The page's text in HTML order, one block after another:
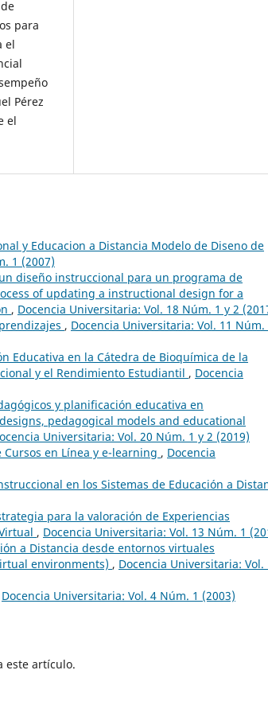
para
el
Pérez
el
y Educacion a Distancia Modelo de Diseno de
1 (2007)
diseño instruccional para un programa de
of updating a instructional design for a
, Docencia Universitaria: Vol. 18 Núm. 1 y 2
, Docencia Universitaria: Vol. 11 Núm.
Educativa en la Cátedra de Bioquímica de la
y el Rendimiento Estudiantil , Docencia
y planificación educativa en
pedagogical models and educational
Universitaria: Vol. 20 Núm. 1 y 2 (2019)
en Línea y e-learning , Docencia
en los Sistemas de Educación a
para la valoración de Experiencias
, Docencia Universitaria: Vol. 13 Núm. 1
a Distancia desde entornos virtuales
environments) , Docencia Universitaria: Vol.
Docencia Universitaria: Vol. 4 Núm. 1 (2003)
este artículo.